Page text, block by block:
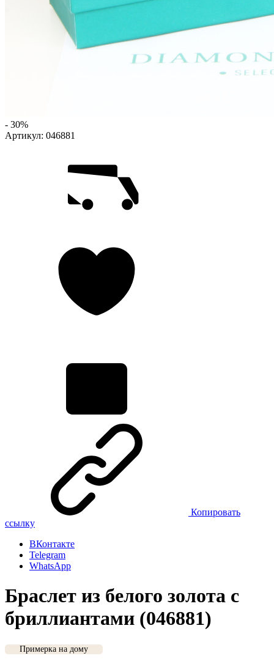
- 30%
Артикул: 046881
Копировать
ссылку
ВКонтакте
Telegram
WhatsApp
Браслет из белого золота с
бриллиантами (046881)
Примерка на дому